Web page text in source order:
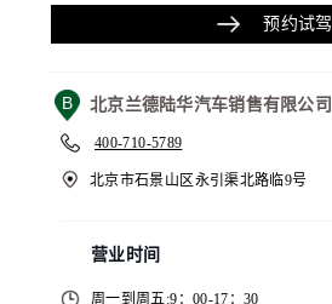
预约试驾
B 北京兰德陆华汽车销售有限公司
400-710-5789
北京市石景山区永引渠北路临9号
营业时间
周一到周五:9：00-17：30